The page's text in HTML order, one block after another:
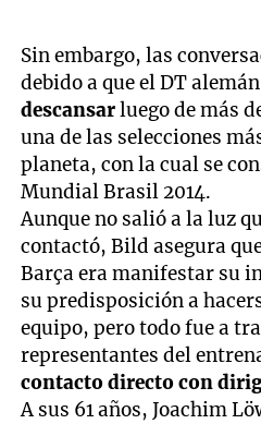
Sin embargo, las
debido a que el DT alemán
descansarluego de más
una de las selecciones
planeta, con la cual se
Mundial Brasil 2014.
Aunque no salió a la luz
contactó, Bild asegura
Barça era manifestar su
su predisposición a
equipo, pero todo fue a
representantes del
contacto directo con
A sus 61 años, Joachim